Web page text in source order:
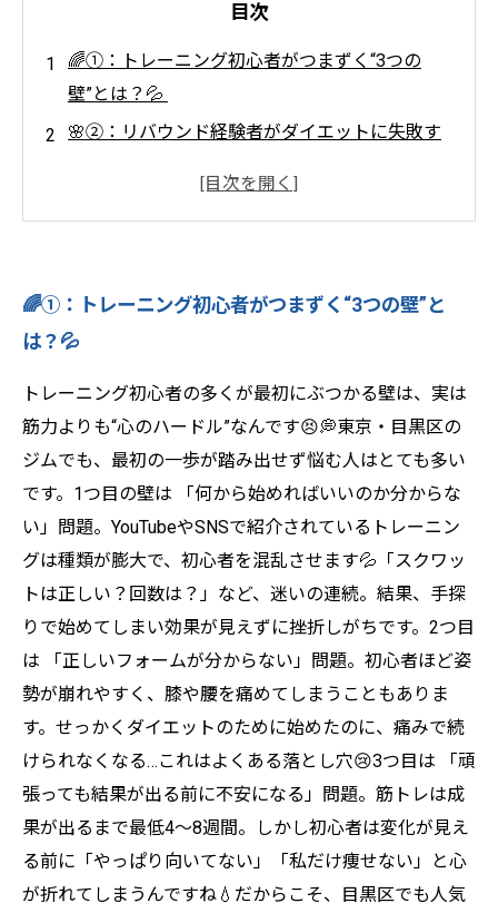
目次
🌈①：トレーニング初心者がつまずく“3つの
壁”とは？💦
🌸②：リバウンド経験者がダイエットに失敗す
式“最短ダイエット戦略”🏋️‍♀️💖
🌸⑤：続けられる人と挫折する人の“決定的な違
い”とは？💡💗
🌈⑥：女性トレーナーがいるだけで“人生まで変
わる理由”💖✨
🌟【まとめ】
💪Light Body Gymで理想のボディへ！ 効率
的に引き締めるパーソナルトレーニング🔥
✨
🌈①：トレーニング初心者がつまずく“3つの壁”と
は？💦
トレーニング初心者の多くが最初にぶつかる壁は、実は
筋力よりも“心のハードル”なんです😣💭東京・目黒区の
ジムでも、最初の一歩が踏み出せず悩む人はとても多い
です。1つ目の壁は 「何から始めればいいのか分からな
い」問題。YouTubeやSNSで紹介されているトレーニン
グは種類が膨大で、初心者を混乱させます💦「スクワッ
トは正しい？回数は？」など、迷いの連続。結果、手探
りで始めてしまい効果が見えずに挫折しがちです。2つ目
は 「正しいフォームが分からない」問題。初心者ほど姿
勢が崩れやすく、膝や腰を痛めてしまうこともありま
す。せっかくダイエットのために始めたのに、痛みで続
けられなくなる…これはよくある落とし穴😢3つ目は 「頑
張っても結果が出る前に不安になる」問題。筋トレは成
果が出るまで最低4～8週間。しかし初心者は変化が見え
る前に「やっぱり向いてない」「私だけ痩せない」と心
が折れてしまうんですね💧だからこそ、目黒区でも人気